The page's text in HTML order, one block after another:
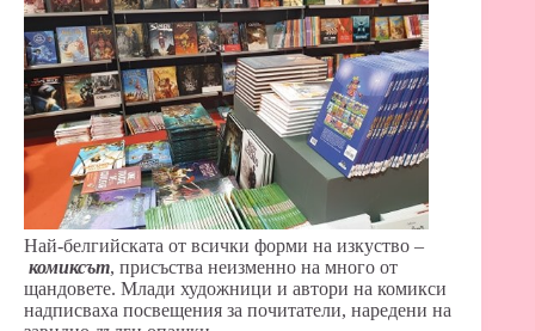
Най-белгийската от всички форми на изкуство –
комиксът, присъства неизменно на много от
щандовете. Млади художници и автори на комикси
надписваха посвещения за почитатели, наредени на